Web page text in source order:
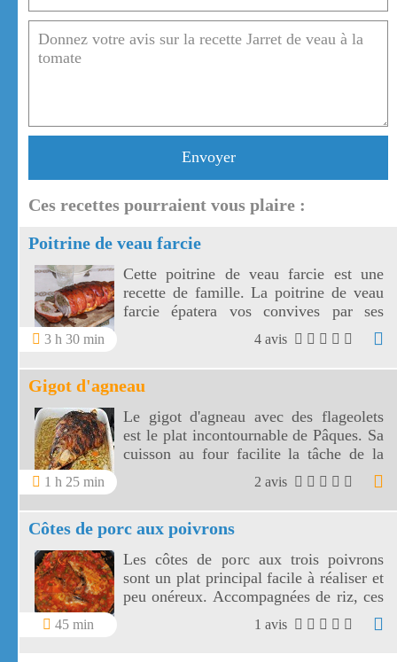
Envoyer
Ces recettes pourraient vous plaire :
Poitrine de veau farcie
3 h 30 min
Cette poitrine de veau farcie est une
recette de famille. La poitrine de veau
farcie épatera vos convives par ses
jolies tranches au parfum d'antan.
4 avis
Gigot d'agneau
1 h 25 min
Le gigot d'agneau avec des flageolets
est le plat incontournable de Pâques. Sa
cuisson au four facilite la tâche de la
ménagère! Le gigot d'agneau permet de
découper de nombreuses tranches
parfumées par le thym. Un vrai régal!
2 avis
Côtes de porc aux poivrons
45 min
Les côtes de porc aux trois poivrons
sont un plat principal facile à réaliser et
peu onéreux. Accompagnées de riz, ces
côtes de porc sont sublimées par leur
sauce aux poivrons, à l'oignon et au vin
1 avis